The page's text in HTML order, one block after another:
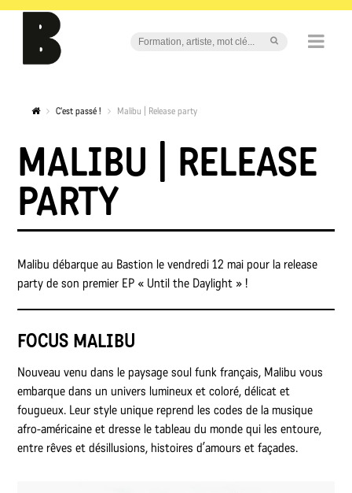
C'est passé ! Malibu | Release party
MALIBU | RELEASE
PARTY
Malibu débarque au Bastion le vendredi 12 mai pour la release
party de son premier EP « Until the Daylight » !
FOCUS MALIBU
Nouveau venu dans le paysage soul funk français, Malibu vous
embarque dans un univers lumineux et coloré, délicat et
fougueux. Leur style unique reprend les codes de la musique
afro-américaine et dresse le tableau du monde qui les entoure,
entre rêves et désillusions, histoires d’amours et façades.